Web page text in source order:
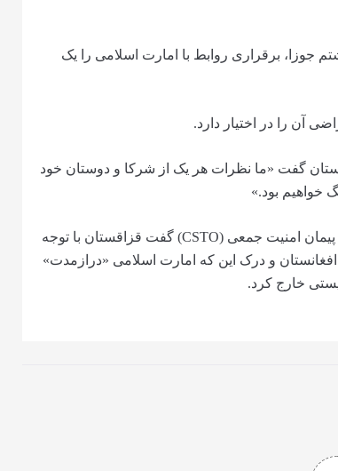
جوزا، برقراری روابط با امارت اسلامی را یک
آن را در اختیار دارد.
گفت «ما نظرات هر یک از شرکا و دوستان خود
خواهیم بود.»
آقای توقایف در یک نشست کشورهای عضو سازمان پیمان امنیت جمعی (CSTO) گفت قزاقستان با توجه
و درک این که امارت اسلامی «درازمدت»
خارج کرد.